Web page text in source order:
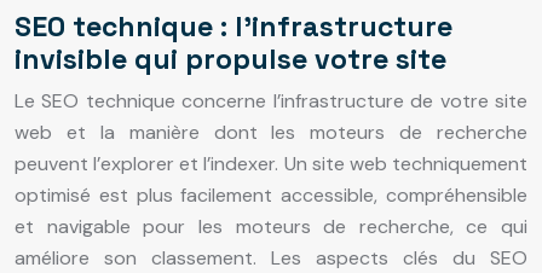
SEO technique : l’infrastructure
invisible qui propulse votre site
Le SEO technique concerne l’infrastructure de votre site
web et la manière dont les moteurs de recherche
peuvent l’explorer et l’indexer. Un site web techniquement
optimisé est plus facilement accessible, compréhensible
et navigable pour les moteurs de recherche, ce qui
améliore son classement. Les aspects clés du SEO